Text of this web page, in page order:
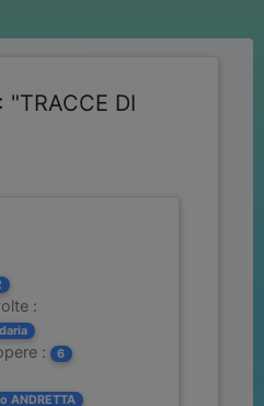
"TRACCE DI
:
: 6
ANDRETTA